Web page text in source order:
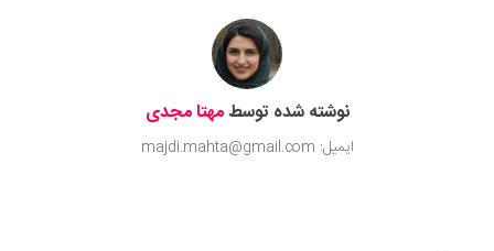
نوشته شده توسطمهتا مجدی
ایمیل: majdi.mahta@gmail.com